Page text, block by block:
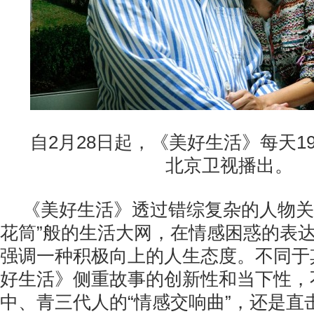
自2月28日起，《美好生活》每天
北京卫视播出。
《美好生活》透过错综复杂的人物
花筒”般的生活大网，在情感困惑的表
强调一种积极向上的人生态度。不同
好生活》侧重故事的创新性和当下性
中、青三代人的“情感交响曲”，还是直